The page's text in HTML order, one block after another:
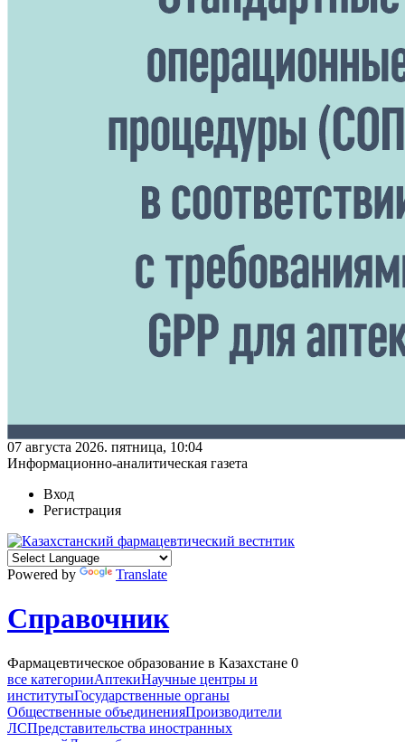
07 августа 2026. пятница, 10:04
Информационно-аналитическая газета
Вход
Регистрация
Powered by Translate
Справочник
Фармацевтическое образование в Казахстане 0
все категорииАптекиНаучные центры и
институтыГосударственные органы
Общественные объединенияПроизводители
ЛСПредставительства иностранных